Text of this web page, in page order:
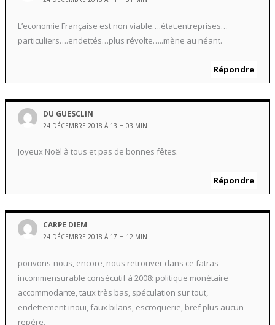
L’economie Française est non viable….état.entreprises…
particuliers….endettés…plus révolte…..mène au néant.
Répondre
DU GUESCLIN
24 DÉCEMBRE 2018 À 13 H 03 MIN
Joyeux Noël à tous et pas de bonnes fêtes.
Répondre
CARPE DIEM
24 DÉCEMBRE 2018 À 17 H 12 MIN
pouvons-nous, encore, nous retrouver dans ce fatras
incommensurable consécutif à 2008: politique monétaire
accommodante, taux très bas, spéculation sur tout,
endettement inouï, faux bilans, escroquerie, bref plus aucun
repère.